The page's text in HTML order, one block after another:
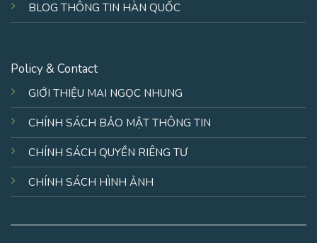
BLOG THÔNG TIN HÀN QUỐC
Policy & Contact
GIỚI THIỆU MAI NGỌC NHUNG
CHÍNH SÁCH BẢO MẬT THÔNG TIN
CHÍNH SÁCH QUYỀN RIÊNG TƯ
CHÍNH SÁCH HÌNH ẢNH